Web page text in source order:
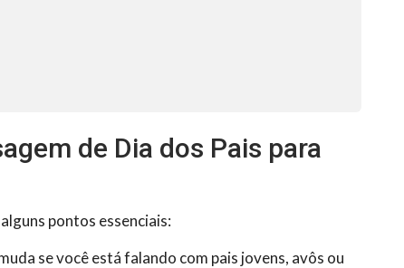
de Dia dos Pais para
pontos essenciais:
se você está falando com pais jovens, avôs ou